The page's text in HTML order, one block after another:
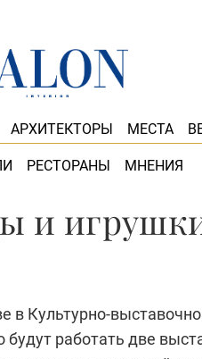
АРХИТЕКТОРЫ МЕСТА
РЕСТОРАНЫ МНЕНИЯ
и
в Культурно-
работать две